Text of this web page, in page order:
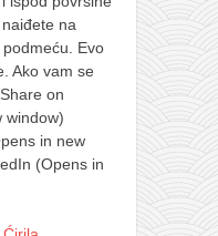
na
Evo
Ako vam se
on
window)
in new
(Opens in